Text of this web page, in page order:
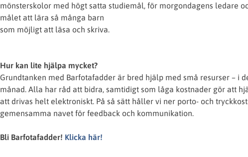
mönsterskolor med högt satta studiemål, för morgondagens ledare
målet att lära så många barn
som möjligt att läsa och skriva.
Hur kan lite hjälpa mycket?
Grundtanken med Barfotafadder är bred hjälp med små resurser – i
månad. Alla har råd att bidra, samtidigt som låga kostnader gör att
att drivas helt elektroniskt. På så sätt håller vi ner porto- och
gemensamma navet för feedback och kommunikation.
Bli Barfotafadder! Klicka här!